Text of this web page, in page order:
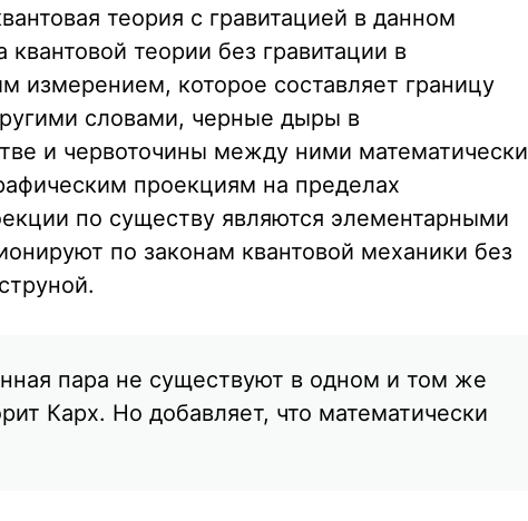
теория с гравитацией в данном
квантовой теории без гравитации в
измерением, которое составляет границу
словами, черные дыры в
и червоточины между ними математически
проекциям на пределах
по существу являются элементарными
по законам квантовой механики без
пара не существуют в одном и том же
Карх. Но добавляет, что математически